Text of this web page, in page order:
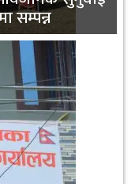
सम्पन्न